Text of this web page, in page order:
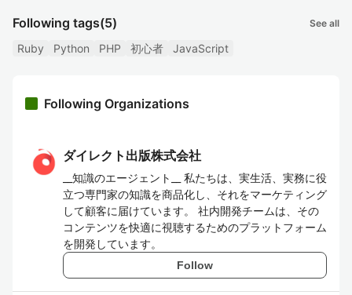
Following tags(5) See all
Ruby Python PHP 初心者 JavaScript
Following Organizations
ダイレクト出版株式会社
__知識のエージェント__ 私たちは、実生活、実務に役
立つ専門家の知識を商品化し、それをマーケティング
して顧客に届けています。 社内開発チームは、その
コンテンツを快適に視聴するためのプラットフォーム
を開発しています。
Follow